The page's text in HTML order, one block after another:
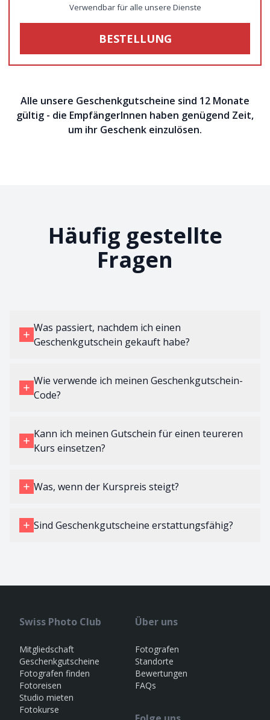
Verwendbar für alle unsere Dienste
BESTELLUNG
Alle unsere Geschenkgutscheine sind 12 Monate
gültig - die EmpfängerInnen haben genügend Zeit,
um ihr Geschenk einzulösen.
Häufig gestellte
Fragen
Was passiert, nachdem ich einen
Geschenkgutschein gekauft habe?
Wie verwende ich meinen Geschenkgutschein-
Code?
Kann ich meinen Gutschein für einen teureren
Kurs einsetzen?
Was, wenn der Kurspreis steigt?
Sind Geschenkgutscheine erstattungsfähig?
Swiss Photo Club
Mitgliedschaft
Geschenkgutscheine
Fotografen finden
Fotoreisen
Studio mieten
Fotokurse
Über uns
Fotografen
Standorte
Bewertungen
FAQs